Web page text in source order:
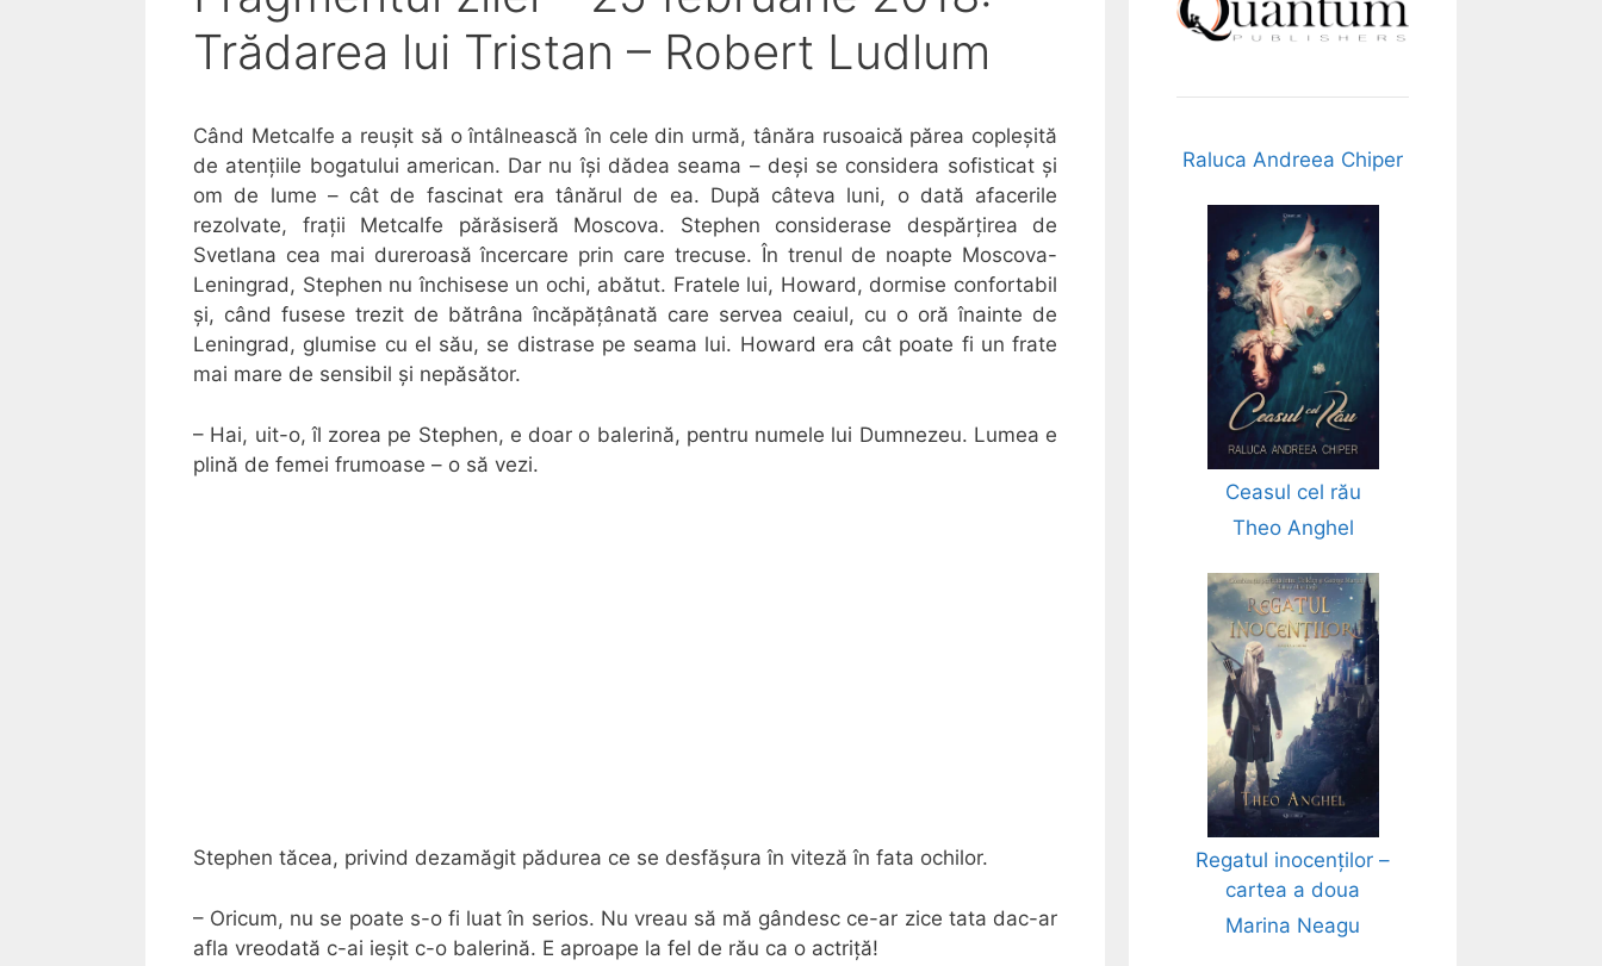
Trădarea lui Tristan – Robert Ludlum
Când Metcalfe a reușit să o întâlnească în cele din urmă, tânăra rusoaică părea copleșită
de atențiile bogatului american. Dar nu își dădea seama – deși se considera sofisticat și
om de lume – cât de fascinat era tânărul de ea. După câteva luni, o dată afacerile
rezolvate, frații Metcalfe părăsiseră Moscova. Stephen considerase despărțirea de
Svetlana cea mai dureroasă încercare prin care trecuse. În trenul de noapte Moscova-
Leningrad, Stephen nu închisese un ochi, abătut. Fratele lui, Howard, dormise confortabil
și, când fusese trezit de bătrâna încăpățânată care servea ceaiul, cu o oră înainte de
Leningrad, glumise cu el său, se distrase pe seama lui. Howard era cât poate fi un frate
mai mare de sensibil și nepăsător.
– Hai, uit-o, îl zorea pe Stephen, e doar o balerină, pentru numele lui Dumnezeu. Lumea e
plină de femei frumoase – o să vezi.
Stephen tăcea, privind dezamăgit pădurea ce se desfășura în viteză în fata ochilor.
– Oricum, nu se poate s-o fi luat în serios. Nu vreau să mă gândesc ce-ar zice tata dac-ar
afla vreodată c-ai ieșit c-o balerină. E aproape la fel de rău ca o actriță!
Raluca Andreea Chiper
Ceasul cel rău
Theo Anghel
Regatul inocenților –
cartea a doua
Marina Neagu